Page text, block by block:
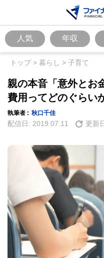
人気 年収
トップ> 暮らし > 子育て
親の本音「意外とお
費用ってどのぐらい
執筆者 : 秋口千佳
配信日: 2019.07.11 更新